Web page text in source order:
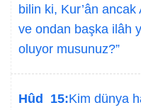
bilin ki, Kur’ân ancak
ve ondan başka ilâh
oluyor musunuz?”
Hûd 15:Kim dünya